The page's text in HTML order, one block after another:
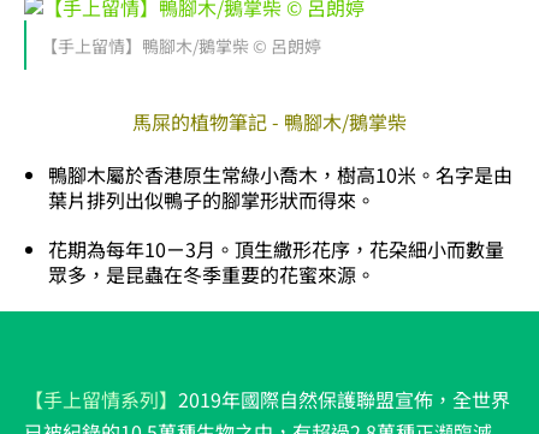
【手上留情】鴨腳木/鵝掌柴 © 呂朗婷
馬屎的植物筆記 - 鴨腳木/鵝掌柴
鴨腳木屬於香港原生常綠小喬木，樹高10米。名字是由
葉片排列出似鴨子的腳掌形狀而得來。
花期為每年10ㄧ3月。頂生繖形花序，花朶細小而數量
眾多，是昆蟲在冬季重要的花蜜來源。
【手上留情系列】 2019年國際自然保護聯盟宣佈，全世界